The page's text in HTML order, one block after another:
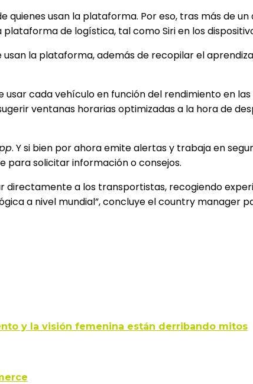
usan la plataforma. Por eso, tras más de un
de logística, tal como Siri en los
la plataforma, además de recopilar el
cada vehículo en función del rendimiento en
ventanas horarias optimizadas a la hora de
. Y si bien por ahora emite alertas y trabaja en
para solicitar información o consejos.
a los transportistas, recogiendo
a nivel mundial”, concluye el country manager
y la visión femenina están derribando mitos